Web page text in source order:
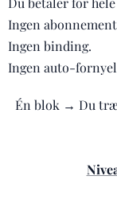
Ingen
Ingen binding.
Ingen auto-
Én blok → Du